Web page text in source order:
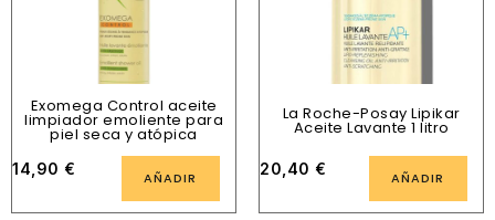
Exomega Control aceite
limpiador emoliente para
piel seca y atópica
14,90 € AÑADIR
La Roche-Posay Lipikar
Aceite Lavante 1 litro
20,40 € AÑADIR